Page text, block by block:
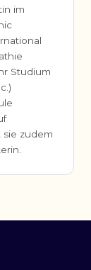
im
Studium
sie zudem